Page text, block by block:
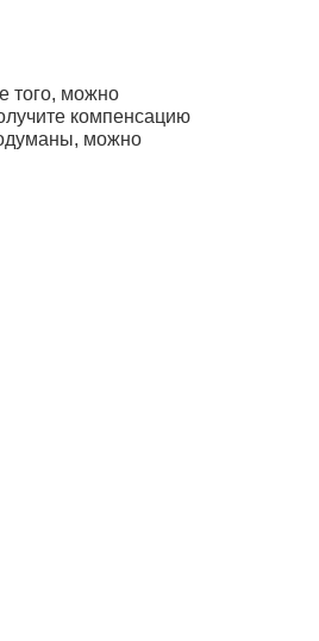
того, можно
компенсацию
можно